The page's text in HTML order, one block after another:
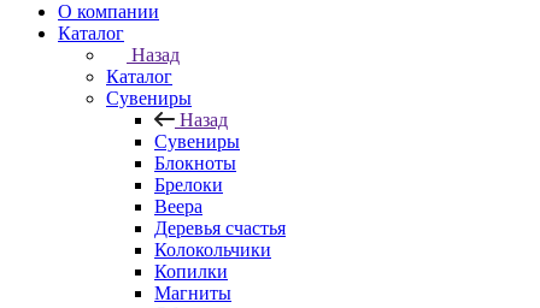
О компании
Каталог
Назад
Каталог
Сувениры
Назад
Сувениры
Блокноты
Брелоки
Веера
Деревья счастья
Колокольчики
Копилки
Магниты